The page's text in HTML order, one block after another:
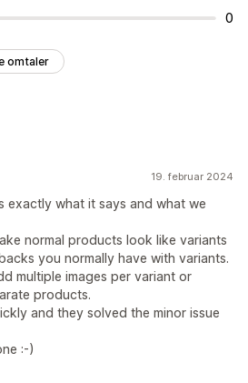
0
omtaler
19. februar 2024
exactly what it says and what we
normal products look like variants
you normally have with variants.
multiple images per variant or
products.
and they solved the minor issue
:-)